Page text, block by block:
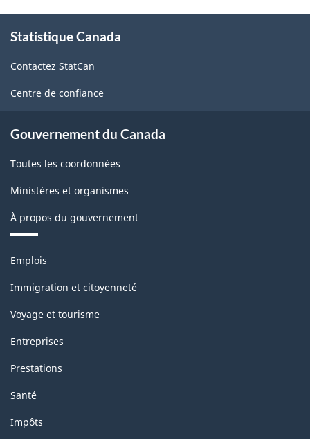
-
Tableau
1980
au
SCIAN
-
propos
ce
site
Statistique Canada
Contactez StatCan
Centre de confiance
Gouvernement du Canada
Toutes les coordonnées
Ministères et organismes
À propos du gouvernement
Thèmes
sujets
Emplois
Immigration et citoyenneté
Voyage et tourisme
Entreprises
Prestations
Santé
Impôts